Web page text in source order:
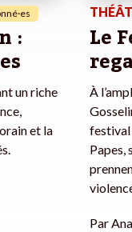
:
un riche
et la
Le
À
festival
Papes,
Par